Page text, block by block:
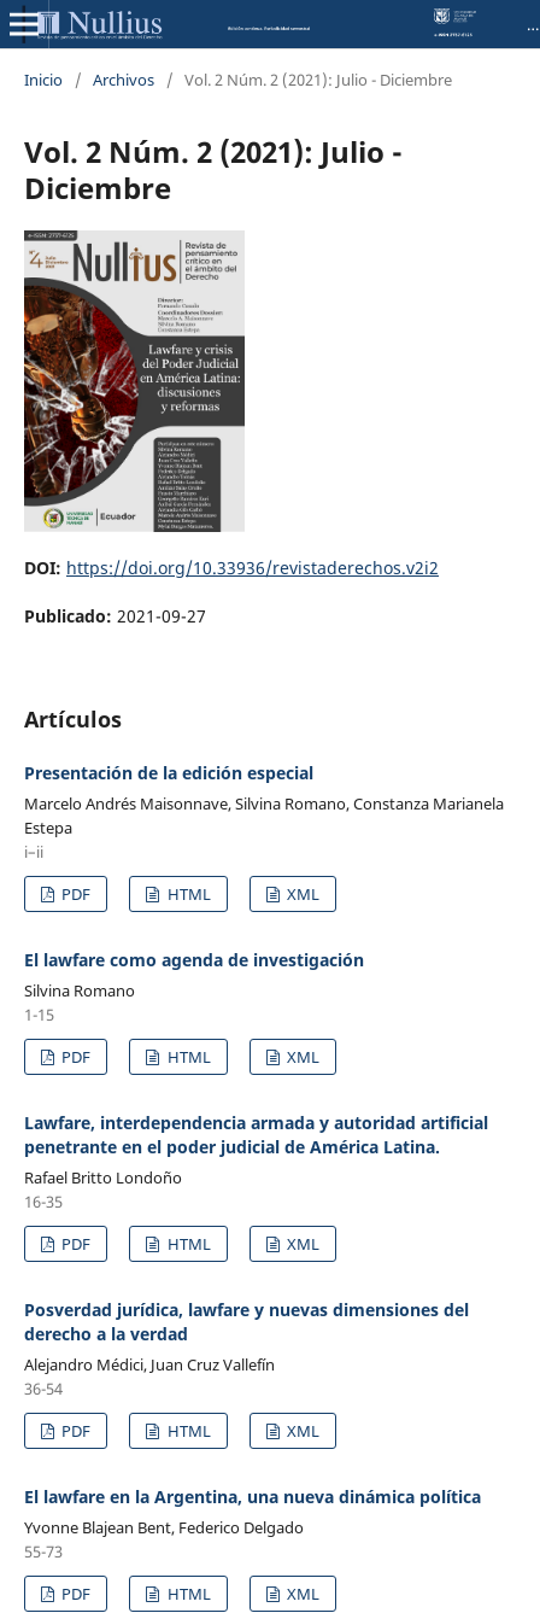
NULLIUS: Revista de pensamiento crítico en el ámbito del Derecho
Inicio / Archivos / Vol. 2 Núm. 2 (2021): Julio - Diciembre
Vol. 2 Núm. 2 (2021): Julio -
Diciembre
DOI: https://doi.org/10.33936/revistaderechos.v2i2
Publicado: 2021-09-27
Artículos
Presentación de la edición especial
Marcelo Andrés Maisonnave, Silvina Romano, Constanza Marianela
Estepa
i–ii
PDF
HTML XML
El lawfare como agenda de investigación
Silvina Romano
1-15
PDF
HTML XML
Lawfare, interdependencia armada y autoridad artificial
penetrante en el poder judicial de América Latina.
Rafael Britto Londoño
16-35
PDF
HTML XML
Posverdad jurídica, lawfare y nuevas dimensiones del
derecho a la verdad
Alejandro Médici, Juan Cruz Vallefín
36-54
PDF
HTML XML
El lawfare en la Argentina, una nueva dinámica política
Yvonne Blajean Bent, Federico Delgado
55-73
PDF
HTML XML